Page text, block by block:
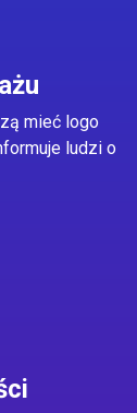
mieć logo
ludzi o